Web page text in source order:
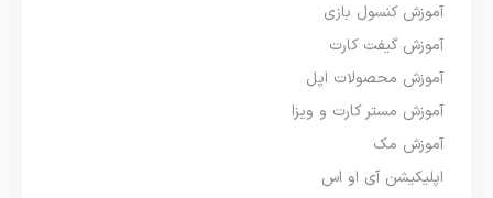
آموزش کنسول بازی
آموزش گیفت کارت
آموزش محصولات اپل
آموزش مستر کارت و ویزا
آموزش مک
اپلیکیشن آی او اس